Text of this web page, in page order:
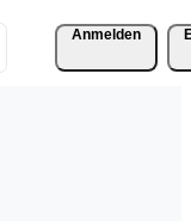
Anmelden